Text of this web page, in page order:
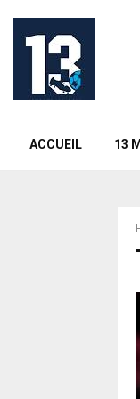
ACCUEIL 13